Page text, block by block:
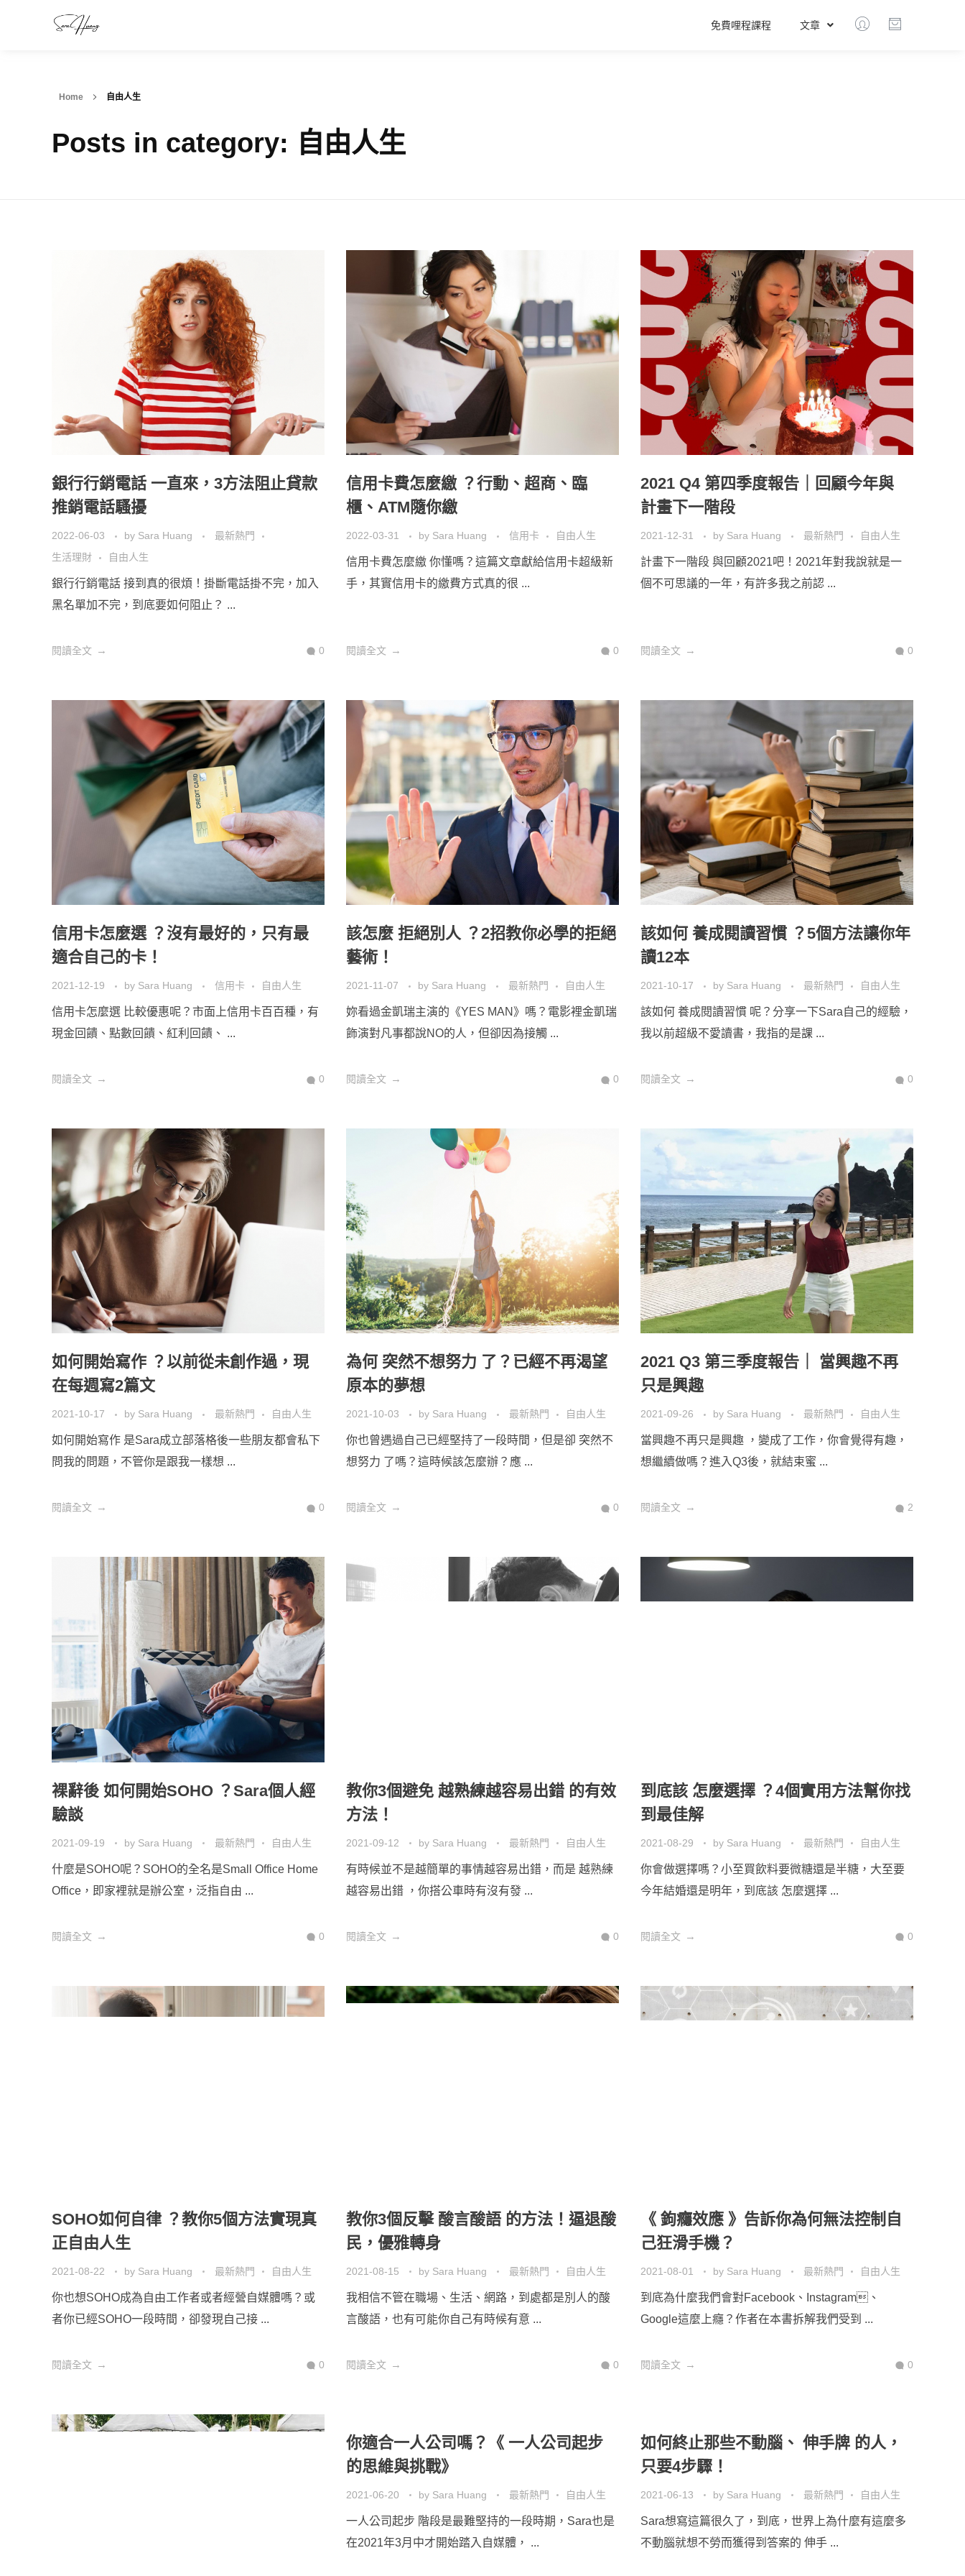
免費哩程課程 文章
Home 自由人生
Posts in category: 自由人生
銀行行銷電話 一直來，3方法阻止貸款
推銷電話騷擾
2022-06-03 by Sara Huang
最新熱門
生活理財
自由人生
銀行行銷電話 接到真的很煩！掛斷電話掛不完，加入
黑名單加不完，到底要如何阻止？ ...
閱讀全文 0
信用卡費怎麼繳 ？行動、超商、臨
櫃、ATM隨你繳
2022-03-31 by Sara Huang 信用卡 自由人生
信用卡費怎麼繳 你懂嗎？這篇文章獻給信用卡超級新
手，其實信用卡的繳費方式真的很 ...
閱讀全文 0
2021 Q4 第四季度報告｜回顧今年與
計畫下一階段
2021-12-31 by Sara Huang 最新熱門 自由人生
計畫下一階段 與回顧2021吧！2021年對我說就是一
個不可思議的一年，有許多我之前認 ...
閱讀全文 0
信用卡怎麼選 ？沒有最好的，只有最
適合自己的卡！
2021-12-19 by Sara Huang 信用卡 自由人生
信用卡怎麼選 比較優惠呢？市面上信用卡百百種，有
現金回饋、點數回饋、紅利回饋、 ...
閱讀全文 0
該怎麼 拒絕別人 ？2招教你必學的拒絕
藝術！
2021-11-07 by Sara Huang 最新熱門 自由人生
妳看過金凱瑞主演的《YES MAN》嗎？電影裡金凱瑞
飾演對凡事都說NO的人，但卻因為接觸 ...
閱讀全文 0
該如何 養成閱讀習慣 ？5個方法讓你年
讀12本
2021-10-17 by Sara Huang 最新熱門 自由人生
該如何 養成閱讀習慣 呢？分享一下Sara自己的經驗，
我以前超級不愛讀書，我指的是課 ...
閱讀全文 0
如何開始寫作 ？以前從未創作過，現
在每週寫2篇文
2021-10-17 by Sara Huang 最新熱門 自由人生
如何開始寫作 是Sara成立部落格後一些朋友都會私下
問我的問題，不管你是跟我一樣想 ...
閱讀全文 0
為何 突然不想努力 了？已經不再渴望
原本的夢想
2021-10-03 by Sara Huang 最新熱門 自由人生
你也曾遇過自己已經堅持了一段時間，但是卻 突然不
想努力 了嗎？這時候該怎麼辦？應 ...
閱讀全文 0
2021 Q3 第三季度報告｜ 當興趣不再
只是興趣
2021-09-26 by Sara Huang 最新熱門 自由人生
當興趣不再只是興趣 ，變成了工作，你會覺得有趣，
想繼續做嗎？進入Q3後，就結束蜜 ...
閱讀全文 2
裸辭後 如何開始SOHO ？Sara個人經
驗談
2021-09-19 by Sara Huang 最新熱門 自由人生
什麼是SOHO呢？SOHO的全名是Small Office Home
Office，即家裡就是辦公室，泛指自由 ...
閱讀全文 0
教你3個避免 越熟練越容易出錯 的有效
方法！
2021-09-12 by Sara Huang 最新熱門 自由人生
有時候並不是越簡單的事情越容易出錯，而是 越熟練
越容易出錯 ，你搭公車時有沒有發 ...
閱讀全文 0
到底該 怎麼選擇 ？4個實用方法幫你找
到最佳解
2021-08-29 by Sara Huang 最新熱門 自由人生
你會做選擇嗎？小至買飲料要微糖還是半糖，大至要
今年結婚還是明年，到底該 怎麼選擇 ...
閱讀全文 0
SOHO如何自律 ？教你5個方法實現真
正自由人生
2021-08-22 by Sara Huang 最新熱門 自由人生
你也想SOHO成為自由工作者或者經營自媒體嗎？或
者你已經SOHO一段時間，卻發現自己接 ...
閱讀全文 0
教你3個反擊 酸言酸語 的方法！逼退酸
民，優雅轉身
2021-08-15 by Sara Huang 最新熱門 自由人生
我相信不管在職場、生活、網路，到處都是別人的酸
言酸語，也有可能你自己有時候有意 ...
閱讀全文 0
《 鉤癮效應 》告訴你為何無法控制自
己狂滑手機？
2021-08-01 by Sara Huang 最新熱門 自由人生
到底為什麼我們會對Facebook、Instagram、
Google這麼上癮？作者在本書拆解我們受到 ...
閱讀全文 0